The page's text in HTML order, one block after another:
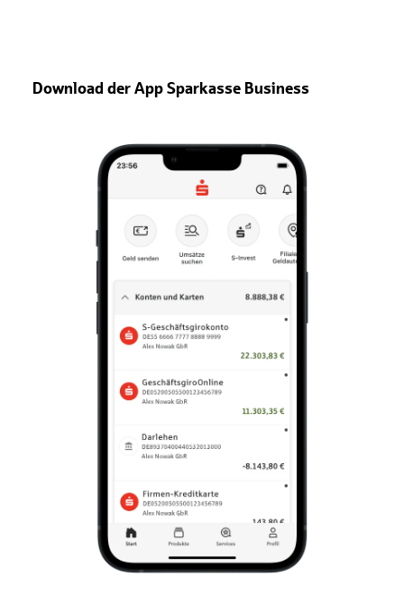
Download der App Sparkasse Business